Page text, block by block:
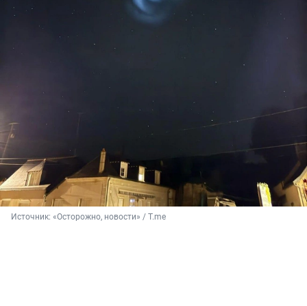
Источник: «Осторожно, новости» / T.me